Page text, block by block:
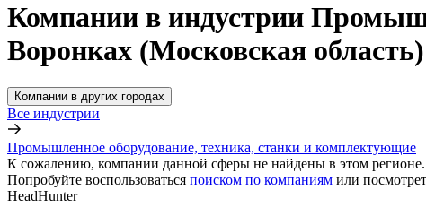
Компании в индустрии
Воронках (Московская область)
Компании в других городах
Все индустрии
Промышленное оборудование, техника, станки и комплектующие
К сожалению, компании данной сферы не найдены в этом регионе.
Попробуйте воспользоваться поиском по компаниям или
HeadHunter